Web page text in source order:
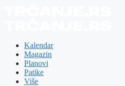
Kalendar
Magazin
Planovi
Patike
Više